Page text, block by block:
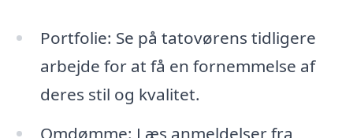
Portfolie: Se på tatovørens tidligere
arbejde for at få en fornemmelse af
deres stil og kvalitet.
Omdømme: Læs anmeldelser fra